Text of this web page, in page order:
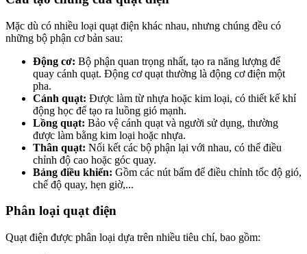
Mặc dù có nhiều loại quạt điện khác nhau, nhưng chúng đều có
những bộ phận cơ bản sau:
Động cơ: Bộ phận quan trọng nhất, tạo ra năng lượng để
quay cánh quạt. Động cơ quạt thường là động cơ điện một
pha.
Cánh quạt: Được làm từ nhựa hoặc kim loại, có thiết kế khí
động học để tạo ra luồng gió mạnh.
Lồng quạt: Bảo vệ cánh quạt và người sử dụng, thường
được làm bằng kim loại hoặc nhựa.
Thân quạt: Nối kết các bộ phận lại với nhau, có thể điều
chỉnh độ cao hoặc góc quay.
Bảng điều khiển: Gồm các nút bấm để điều chỉnh tốc độ gió,
chế độ quay, hẹn giờ,...
Phân loại quạt điện
Quạt điện được phân loại dựa trên nhiều tiêu chí, bao gồm: